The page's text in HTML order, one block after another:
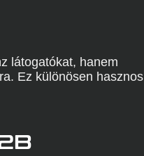
látogatókat, hanem
Ez különösen hasznos